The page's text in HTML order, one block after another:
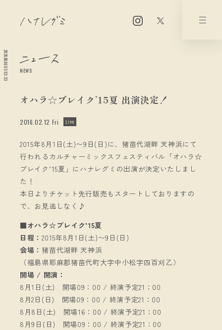
2026.08.06 03:53:34 NEWS
オハラ☆ブレイク’15夏 出演決定！
2016.02.12 Fri Live
2015年8月1日(土)〜9日(日)に、猪苗代湖畔 天神浜にて
行われるカルチャーミックスフェスティバル「オハラ☆
ブレイク’15夏」にハナレグミの出演が決定いたしまし
た！
本日よりチケット先行販売もスタートしておりますの
で、お見逃しなく♪
■オハラ☆ブレイク’15夏
日程：2015年8月1日(土)〜9日(日)
会場： 猪苗代湖畔 天神浜
（福島県耶麻郡猪苗代町大字中小松字四百刈乙）
開場 / 開演：
8月1日(土) 開場09：00 / 終演予定21：00
8月2日(日) 開場09：00 / 終演予定21：00
8月8日(土) 開場16：00 / 終演予定21：00
8月9日(日) 開場09：00 / 終演予定21：00